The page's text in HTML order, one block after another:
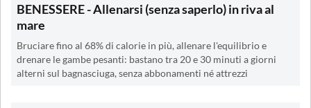
BENESSERE - Allenarsi (senza saperlo) in riva al
mare
Bruciare fino al 68% di calorie in più, allenare l'equilibrio e
drenare le gambe pesanti: bastano tra 20 e 30 minuti a giorni
alterni sul bagnasciuga, senza abbonamenti né attrezzi